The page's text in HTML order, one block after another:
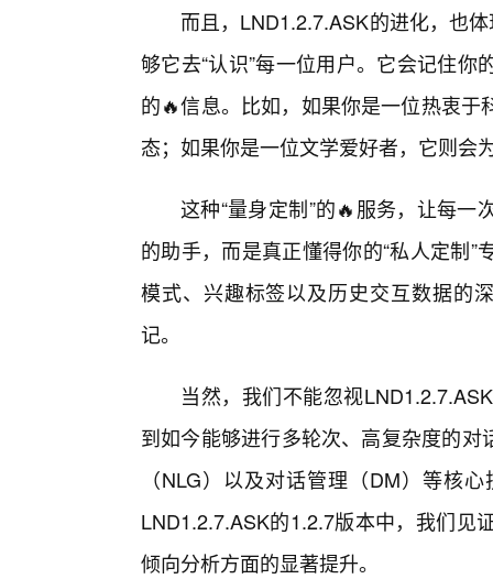
而且，LND1.2.7.ASK的进化，也
够它去“认识”每一位用户。它会记住
的🔥信息。比如，如果你是一位热衷
态；如果你是一位文学爱好者，它则会
这种“量身定制”的🔥服务，让每
的助手，而是真正懂得你的“私人定制
模式、兴趣标签以及历史交互数据的
记。
当然，我们不能忽视
到如今能够进行多轮次、高复杂度的
（NLG）以及对话管理（DM）等核
LND1.2.7.ASK的1.2.7版本中，我们见
倾向分析方面的显著提升。